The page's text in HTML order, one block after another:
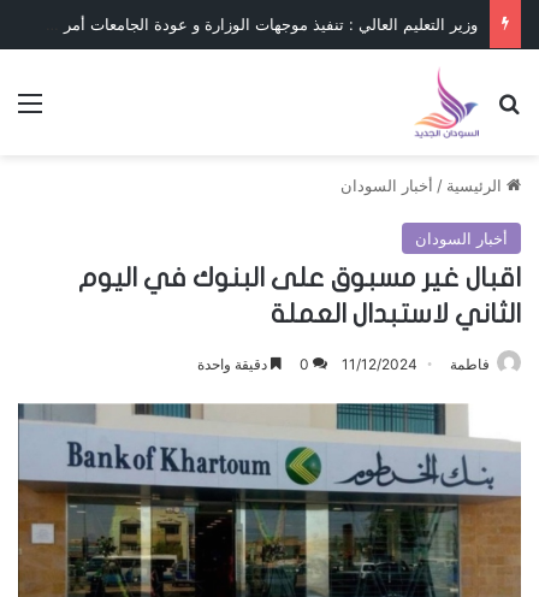
بحث عن
الرئيسية / أخبار السودان
أخبار السودان
اقبال غير مسبوق على البنوك في اليوم
الثاني لاستبدال العملة
فاطمة 11/12/2024
0 دقيقة واحدة